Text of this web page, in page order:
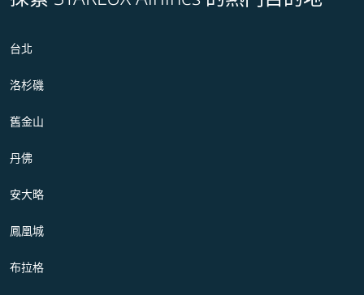
台北
洛杉磯
舊金山
丹佛
安大略
鳳凰城
布拉格